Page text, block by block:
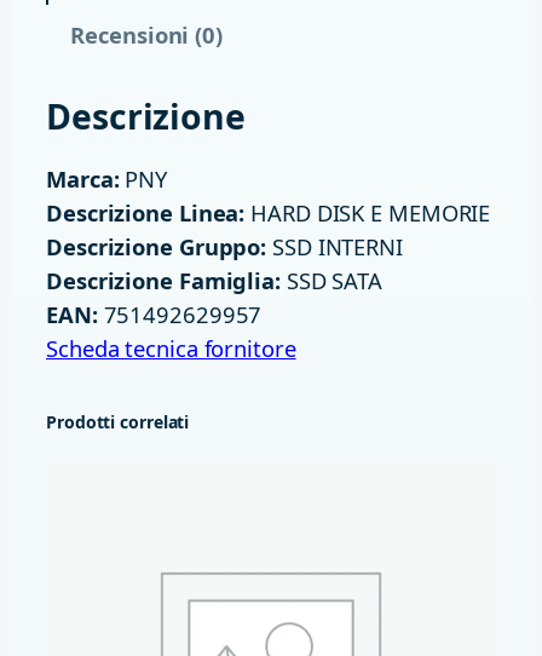
0
G
B
S
A
T
A
I
I
C
Recensioni (0)
Descrizione
Marca:PNY
Descrizione Linea: HARD DISK E MEMORIE
Descrizione Gruppo: SSD INTERNI
Descrizione Famiglia:SSD SATA
EAN:751492629957
Scheda tecnica fornitore
Prodotti correlati